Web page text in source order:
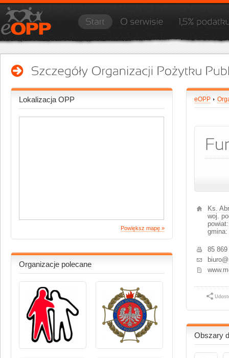
Lokalizacja OPP
Powiększ mapę »
Organizacje polecane
eOPP
Ks.
woj.
gmina:
85
Obszary